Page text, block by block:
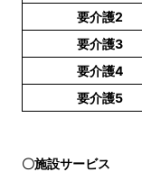
要介護2
要介護3
要介護4
要介護5
〇施設サービス